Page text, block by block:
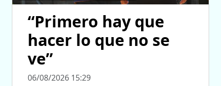
“Primero hay que
hacer lo que no se
ve”
06/08/2026 15:29